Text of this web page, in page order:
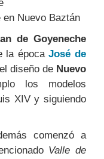
Nuevo Baztán
de Goyeneche
la épocaJosé de
diseño de Nuevo
los modelos
XIV y siguiendo
comenzó a
Valle de